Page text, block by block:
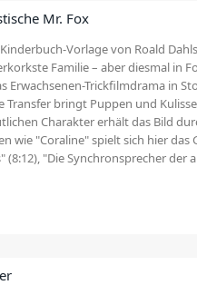
Mr. Fox
Vorlage von Roald
Familie – aber diesmal in
Erwachsenen-Trickfilm­drama in
Transfer bringt Puppen und
Charakter erhält das Bild
wie "Coraline" spielt sich hier
(8:12), "Die Synchronsprecher